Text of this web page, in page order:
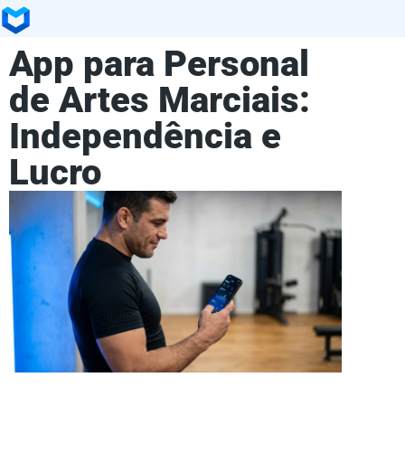
App para Personal
de Artes Marciais:
Independência e
Lucro